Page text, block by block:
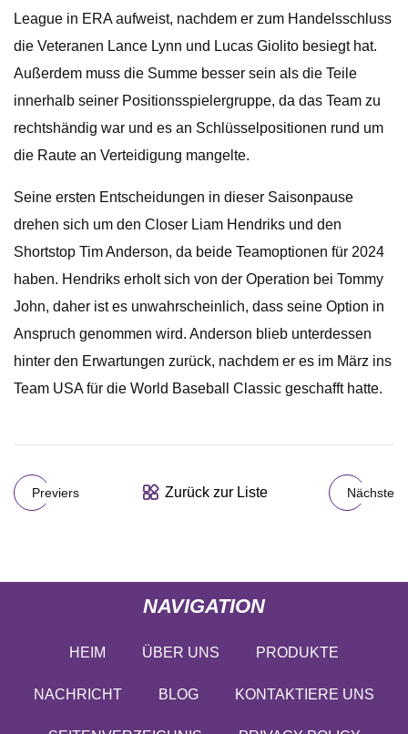
League in ERA aufweist, nachdem er zum Handelsschluss
die Veteranen Lance Lynn und Lucas Giolito besiegt hat.
Außerdem muss die Summe besser sein als die Teile
innerhalb seiner Positionsspielergruppe, da das Team zu
rechtshändig war und es an Schlüsselpositionen rund um
die Raute an Verteidigung mangelte.
Seine ersten Entscheidungen in dieser Saisonpause
drehen sich um den Closer Liam Hendriks und den
Shortstop Tim Anderson, da beide Teamoptionen für 2024
haben. Hendriks erholt sich von der Operation bei Tommy
John, daher ist es unwahrscheinlich, dass seine Option in
Anspruch genommen wird. Anderson blieb unterdessen
hinter den Erwartungen zurück, nachdem er es im März ins
Team USA für die World Baseball Classic geschafft hatte.
Previers Zurück zur Liste Nächste
NAVIGATION
HEIM ÜBER UNS PRODUKTE
NACHRICHT BLOG KONTAKTIERE UNS